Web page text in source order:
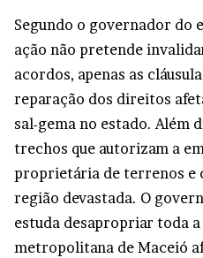
Segundo o governador do
ação não pretende
acordos, apenas as
reparação dos direitos
sal-gema no estado. Além
trechos que autorizam a
proprietária de terrenos e
região devastada. O
estuda desapropriar toda
metropolitana de Maceió